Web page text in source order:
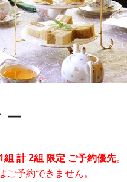
ー
1組 計 2組 限定 ご予約優先。
予約できません。